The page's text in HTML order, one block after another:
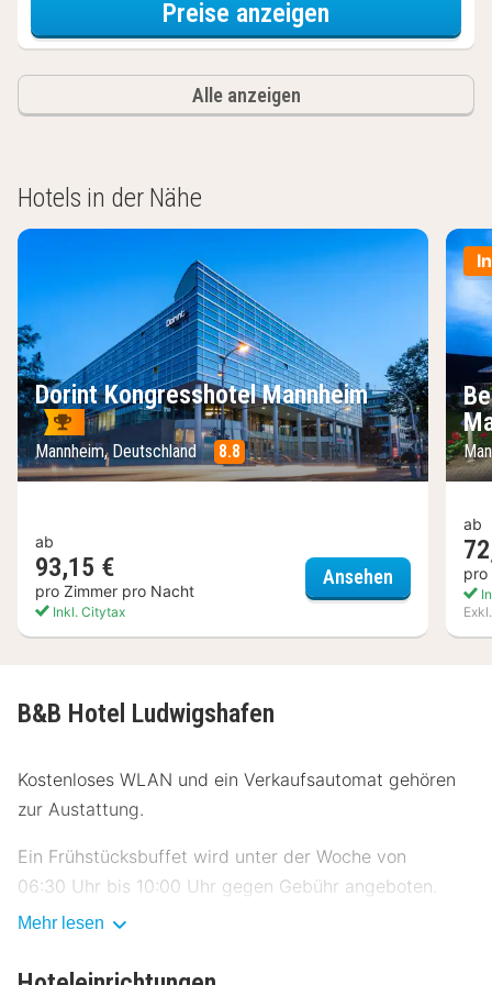
Preise anzeigen
Alle anzeigen
Hotels in der Nähe
Dorint Kongresshotel Mannheim
Mannheim, Deutschland 8.8
ab
93,15 €
pro Zimmer pro Nacht
Inkl. Citytax
Ansehen Dorint
ab
pro
B&B Hotel Ludwigshafen
Kostenloses WLAN und ein Verkaufsautomat gehören
zur Austattung.
Ein Frühstücksbuffet wird unter der Woche von
06:30 Uhr bis 10:00 Uhr gegen Gebühr angeboten.
Zum Angebot gehören ein Express-Check-in, ein
Mehr lesen